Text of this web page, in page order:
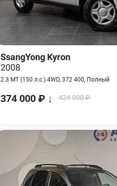
SsangYong Kyron
2008
2.3 MT (150 л.с.) 4WD, 372 400, Полный
374 000 ₽ ↓ 424 000 ₽